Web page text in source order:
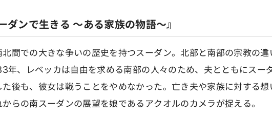
ダンで生きる ～ある家族の物語～』
間での大きな争いの歴史を持つスーダン。北部と南部の宗教の
年、レベッカは自由を求める南部の人々のため、夫とともにスー
た後も、彼女は戦うことをやめなかった。亡き夫や家族に対する
らの南スーダンの展望を娘であるアクオルのカメラが捉える。